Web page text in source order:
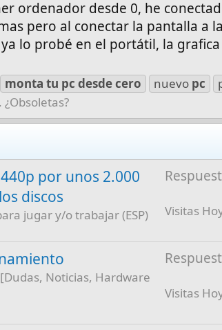
ordenador desde 0, he
pero al conectar la pantalla a
lo probé en el portátil, la
monta tu pc desdecero nuevo pc
por unos 2.000
discos
jugar y/o trabajar (ESP)
Visitas
Noticias, Hardware
Visitas